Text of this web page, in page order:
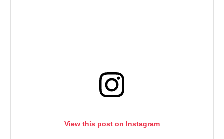
View this post on Instagram